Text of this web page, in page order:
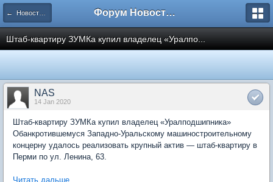
← Новости рынка недвижимости Форум Новостройки
Штаб-квартиру ЗУМКа купил владелец «Уралпо...
NAS
14 Jan 2020
Штаб-квартиру ЗУМКа купил владелец «Уралподшипника»
Обанкротившемуся Западно-Уральскому машиностроительному
концерну удалось реализовать крупный актив — штаб-квартиру в
Перми по ул. Ленина, 63.
Читать дальше